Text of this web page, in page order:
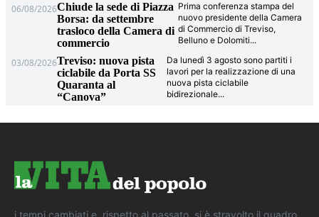
06/08/2026Chiude la sede di Piazza
Borsa: da settembre
trasloco della Camera di
commercio
Prima conferenza stampa del
nuovo presidente della Camera
di Commercio di Treviso,
Belluno e Dolomiti...
03/08/2026Treviso: nuova pista
ciclabile da Porta SS
Quaranta al
“Canova”
Da lunedì 3 agosto sono partiti i
lavori per la realizzazione di una
nuova pista ciclabile
bidirezionale...